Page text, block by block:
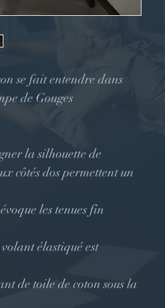
se fait entendre dans
de Gouges
la silhouette de
côtés dos permettent un
les tenues fin
élastiqué est
de toile de coton sous la